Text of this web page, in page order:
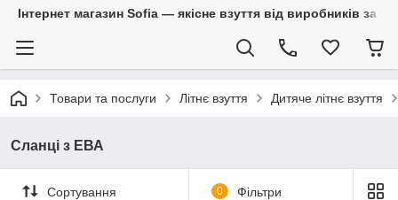
Інтернет магазин Sofia — якісне взуття від виробників за
Товари та послуги Літнє взуття Дитяче літнє взуття
Сланці з ЕВА
Сортування 0 Фільтри